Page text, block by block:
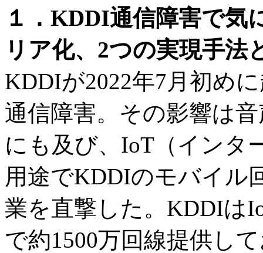
１．KDDI通信障害で気
リア化、2つの実現手
KDDIが2022年7月初め
通信障害。その影響は
にも及び、IoT（インタ
用途でKDDIのモバイル
業を直撃した。KDDIは
で約1500万回線提供し